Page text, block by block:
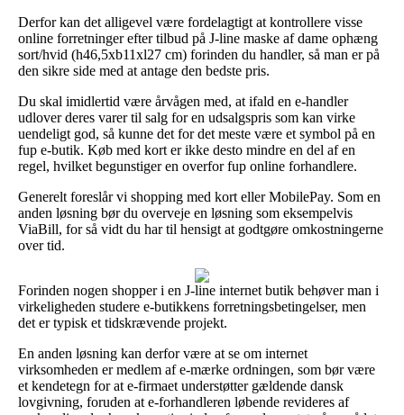
Derfor kan det alligevel være fordelagtigt at kontrollere visse
online forretninger efter tilbud på J-line maske af dame ophæng
sort/hvid (h46,5xb11xl27 cm) forinden du handler, så man er på
den sikre side med at antage den bedste pris.
Du skal imidlertid være årvågen med, at ifald en e-handler
udlover deres varer til salg for en udsalgspris som kan virke
uendeligt god, så kunne det for det meste være et symbol på en
fup e-butik. Køb med kort er ikke desto mindre en del af en
regel, hvilket begunstiger en overfor fup online forhandlere.
Generelt foreslår vi shopping med kort eller MobilePay. Som en
anden løsning bør du overveje en løsning som eksempelvis
ViaBill, for så vidt du har til hensigt at godtgøre omkostningerne
over tid.
Forinden nogen shopper i en J-line internet butik behøver man i
virkeligheden studere e-butikkens forretningsbetingelser, men
det er typisk et tidskrævende projekt.
En anden løsning kan derfor være at se om internet
virksomheden er medlem af e-mærke ordningen, som bør være
et kendetegn for at e-firmaet understøtter gældende dansk
lovgivning, foruden at e-forhandleren løbende revideres af